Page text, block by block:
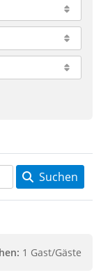
Suchen
1 Gast/Gäste